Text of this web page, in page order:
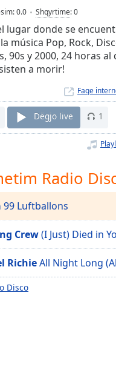
0.0 Shqyrtime:0
lugar donde se
música Pop, Rock,
90s y 2000, 24 horas al
a morir!
Faqe
Dëgjo live 1
Radio
99 Luftballons
Crew(I Just) Died in
RichieAll Night Long
Disco